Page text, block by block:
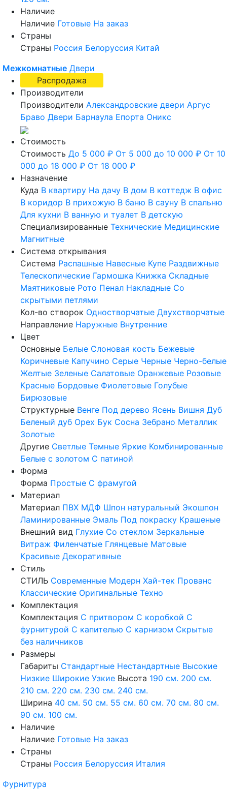
Наличие
Наличие Готовые На заказ
Страны
Страны Россия Белоруссия Китай
Межкомнатные Двери
Распродажа
Производители
Производители Александровские двери Аргус
Браво Двери Барнаула Епорта Оникс
Стоимость
Стоимость До 5 000 ₽ От 5 000 до 10 000 ₽ От 10
000 до 18 000 ₽ От 18 000 ₽
Назначение
Куда В квартиру На дачу В дом В коттедж В офис
В коридор В прихожую В баню В сауну В спальню
Для кухни В ванную и туалет В детскую
Специализированные Технические Медицинские
Магнитные
Система открывания
Система Распашные Навесные Купе Раздвижные
Телескопические Гармошка Книжка Складные
Маятниковые Рото Пенал Накладные Со
скрытыми петлями
Кол-во створок Одностворчатые Двухстворчатые
Направление Наружные Внутренние
Цвет
Основные Белые Слоновая кость Бежевые
Коричневые Капучино Серые Черные Черно-белые
Желтые Зеленые Салатовые Оранжевые Розовые
Красные Бордовые Фиолетовые Голубые
Бирюзовые
Структурные Венге Под дерево Ясень Вишня Дуб
Беленый дуб Орех Бук Сосна Зебрано Металлик
Золотые
Другие Светлые Темные Яркие Комбинированные
Белые с золотом С патиной
Форма
Форма Простые С фрамугой
Материал
Материал ПВХ МДФ Шпон натуральный Экошпон
Ламинированные Эмаль Под покраску Крашеные
Внешний вид Глухие Со стеклом Зеркальные
Витраж Филенчатые Глянцевые Матовые
Красивые Декоративные
Стиль
СТИЛЬ Современные Модерн Хай-тек Прованс
Классические Оригинальные Техно
Комплектация
Комплектация С притвором С коробкой С
фурнитурой С капителью С карнизом Скрытые
без наличников
Размеры
Габариты Стандартные Нестандартные Высокие
Низкие Широкие Узкие Высота 190 см. 200 см.
210 см. 220 см. 230 см. 240 см.
Ширина 40 см. 50 см. 55 см. 60 см. 70 см. 80 см.
90 см. 100 см.
Наличие
Наличие Готовые На заказ
Страны
Страны Россия Белоруссия Италия
Фурнитура